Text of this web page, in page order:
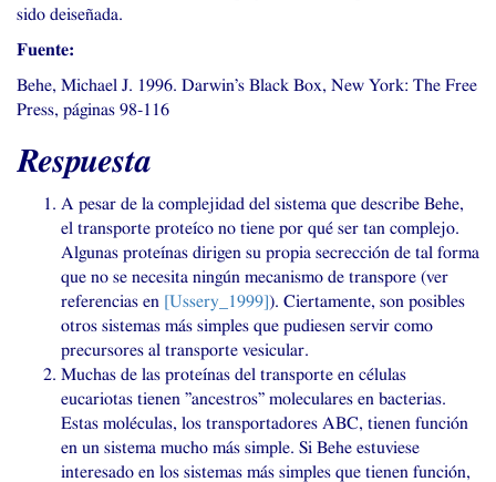
sido deiseñada.
Fuente:
Behe, Michael J. 1996. Darwin’s Black Box, New York: The Free
Press, páginas 98-116
Respuesta
A pesar de la complejidad del sistema que describe Behe,
el transporte proteíco no tiene por qué ser tan complejo.
Algunas proteínas dirigen su propia secrección de tal forma
que no se necesita ningún mecanismo de transpore (ver
referencias en [Ussery_1999]). Ciertamente, son posibles
otros sistemas más simples que pudiesen servir como
precursores al transporte vesicular.
Muchas de las proteínas del transporte en células
eucariotas tienen ”ancestros” moleculares en bacterias.
Estas moléculas, los transportadores ABC, tienen función
en un sistema mucho más simple. Si Behe estuviese
interesado en los sistemas más simples que tienen función,